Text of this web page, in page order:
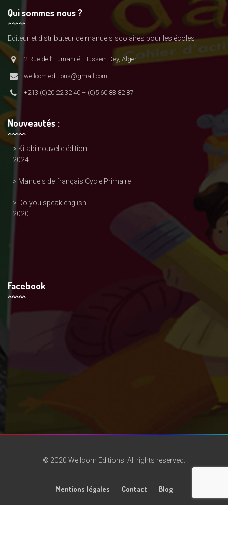
Qui sommes nous ?
Éditeur et distributeur de manuels scolaires pour les écoles
2 Rue de l’Humanité, Hussein Dey, Alger
wellcom.editions@gmail.com
+213 (0)20 22 32 40 – (0)5 60 83 82 87
Nouveautés :
> Kitabi nouvelle édition
2024
> Manuels de français Cycle Primaire
> Do you speak english
2020
Facebook
© 2020 Wellcom Editions. All rights reserved.
Mentions légales Contact Blog